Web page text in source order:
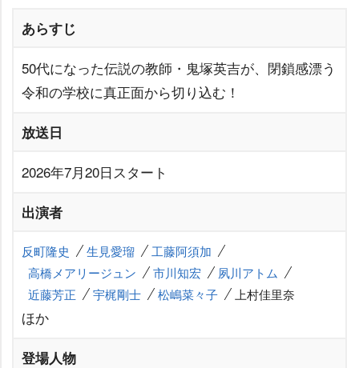
あらすじ
50代になった伝説の教師・鬼塚英吉が、閉鎖感漂う
令和の学校に真正面から切り込む！
放送日
2026年7月20日スタート
出演者
反町隆史 生見愛瑠
工藤阿須加
高橋メアリージュン
市川知宏
夙川アトム
近藤芳正
宇梶剛士 松嶋菜々子 上村佳里奈
ほか
登場人物